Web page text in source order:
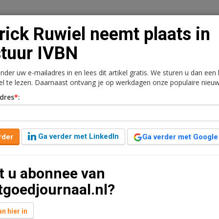
Vacaturebank Contact Abonnementen
in bestuur IVBN
in het bestuur van IVBN. Hij is sinds januari
binnen het bestuur de portefeuille van Guido
Research en Data. Verhoef had de maximale
Ruwiel neemt plaats in
IVBN
uw e-mailadres in en lees dit artikel gratis. We sturen u dan een
te lezen. Daarnaast ontvang je op werkdagen onze populaire
*:
Ga verder met LinkedIn Ga verder met Google
u abonnee van
hier in